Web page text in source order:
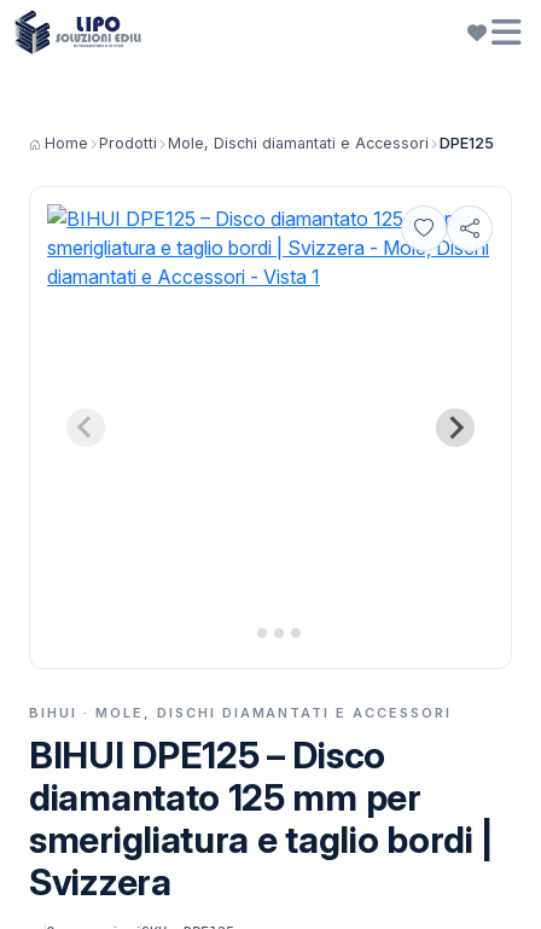
Home Prodotti Mole, Dischi diamantati e Accessori DPE125
BIHUI · MOLE, DISCHI DIAMANTATI E ACCESSORI
BIHUI DPE125 – Disco
diamantato 125 mm per
smerigliatura e taglio bordi |
Svizzera